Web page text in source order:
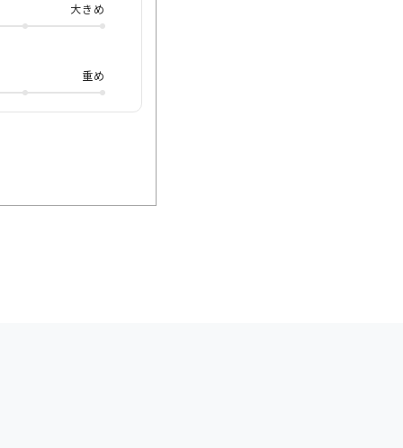
着予約もできま
大きめ
重め